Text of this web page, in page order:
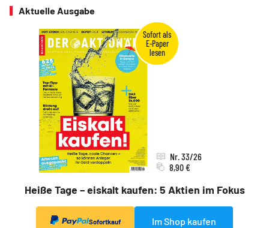
Aktuelle Ausgabe
Heiße Tage – eiskalt kaufen: 5 Aktien im Fokus
Nr. 33/26
8,90 €
Sofortkauf Im Shop kaufen